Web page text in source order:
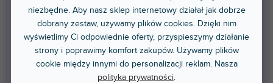
niezbędne. Aby nasz sklep internetowy działał jak dobrze
dobrany zestaw, używamy plików cookies. Dzięki nim
wyświetlimy Ci odpowiednie oferty, przyspieszymy działanie
strony i poprawimy komfort zakupów. Używamy plików
cookie między innymi do personalizacji reklam. Nasza
polityka prywatności.
MSHIELD-CABIN-GAME MSHIELD-CABIN-SET